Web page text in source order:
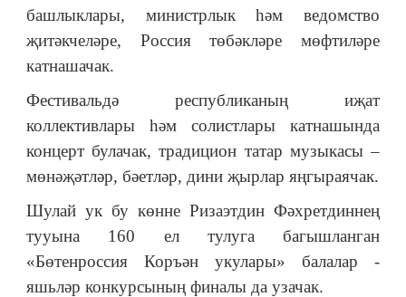
башлыклары, министрлык һәм ведомство
җитәкчеләре, Россия төбәкләре мөфтиләре
катнашачак.
Фестивальдә республиканың иҗат
коллективлары һәм солистлары катнашында
концерт булачак, традицион татар музыкасы –
мөнәҗәтләр, бәетләр, дини җырлар яңгыраячак.
Шулай ук бу көнне Ризаэтдин Фәхретдиннең
тууына 160 ел тулуга багышланган
«Бөтенроссия Коръән укулары» балалар -
яшьләр конкурсының финалы да узачак.